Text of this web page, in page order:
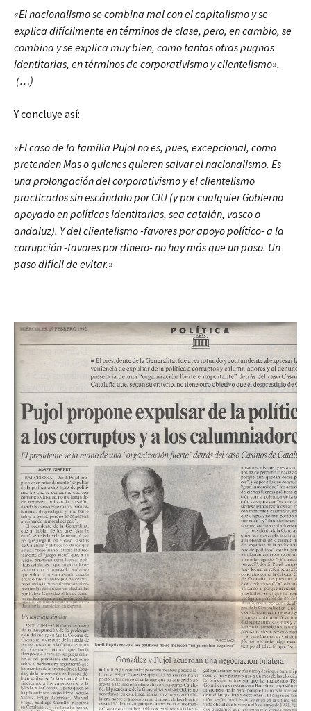
«El nacionalismo se combina mal con el capitalismo y se
explica difícilmente en términos de clase, pero, en cambio, se
combina y se explica muy bien, como tantas otras pugnas
identitarias, en términos de corporativismo y clientelismo».
(…)
Y concluye así:
«El caso de la familia Pujol no es, pues, excepcional, como
pretenden Mas o quienes quieren salvar el nacionalismo. Es
una prolongación del corporativismo y el clientelismo
practicados sin escándalo por CIU (y por cualquier Gobierno
apoyado en políticas identitarias, sea catalán, vasco o
andaluz). Y del clientelismo -favores por apoyo político- a la
corrupción -favores por dinero- no hay más que un paso. Un
paso difícil de evitar.»